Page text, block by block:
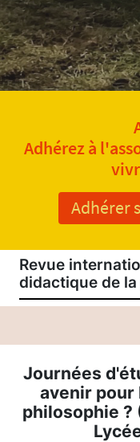
Adhérez à
Adhérer
Revue
didactique de
Journées
avenir pour
philosophie ?